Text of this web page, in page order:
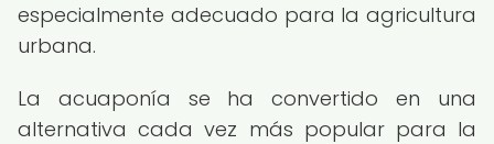
especialmente adecuado para la agricultura
urbana.
La acuaponía se ha convertido en una
alternativa cada vez más popular para la